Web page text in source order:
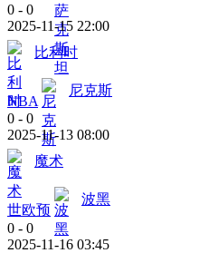
0 - 0
2025-11-15 22:00
比利时
NBA
尼克斯
0 - 0
2025-11-13 08:00
魔术
世欧预
波黑
0 - 0
2025-11-16 03:45